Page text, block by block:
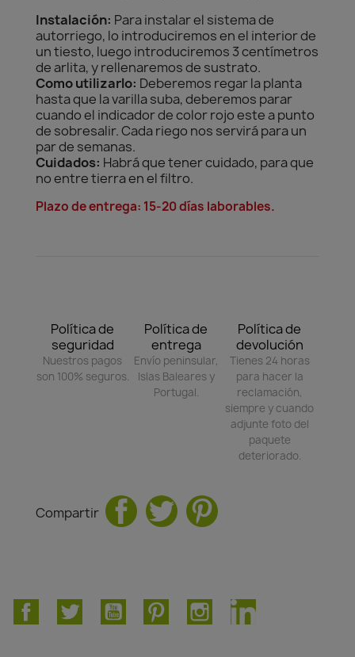
Instalación: Para instalar el sistema de
autorriego, lo introduciremos en el interior de
un tiesto, luego introduciremos 3 centímetros
de arlita, y rellenaremos de sustrato.
Como utilizarlo: Deberemos regar la planta
hasta que la varilla suba, deberemos parar
cuando el indicador de color rojo este a punto
de sobresalir. Cada riego nos servirá para un
par de semanas.
Cuidados: Habrá que tener cuidado, para que
no entre tierra en el filtro.
Plazo de entrega: 15-20 días laborables.
Política de
seguridad
Nuestros pagos
son 100% seguros.
Política de
entrega
Envío peninsular,
Islas Baleares y
Portugal.
Política de
devolución
Tienes 24 horas
para hacer la
reclamación,
siempre y cuando
adjunte foto del
paquete
deteriorado.
Compartir
FacebookTwitter YouTube PinterestInstagramLinkedIn